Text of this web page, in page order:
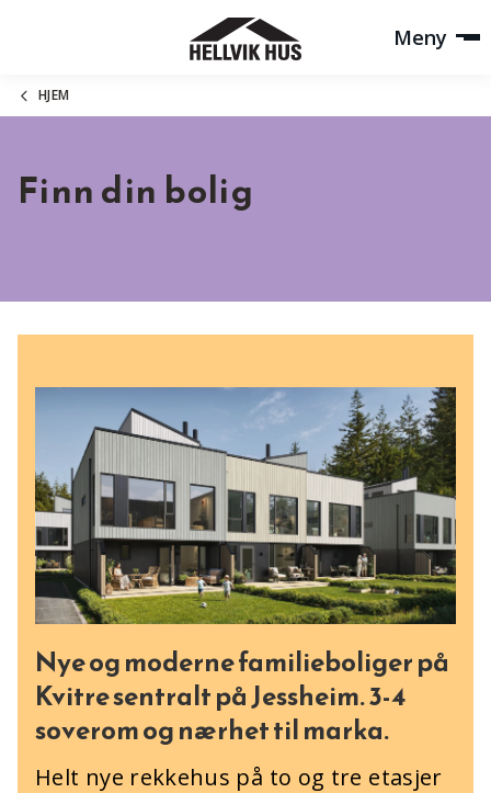
Meny
HJEM
Finn din bolig
Nye og moderne familieboliger på
Kvitre sentralt på Jessheim. 3-4
soverom og nærhet til marka.
Helt nye rekkehus på to og tre etasjer